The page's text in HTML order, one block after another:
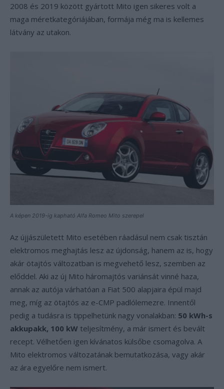
2008 és 2019 között gyártott Mito igen sikeres volt a
maga méretkategóriájában, formája még ma is kellemes
látvány az utakon.
A képen 2019-ig kapható Alfa Romeo Mito szerepel
Az újjászületett Mito esetében ráadásul nem csak tisztán
elektromos meghajtás lesz az újdonság, hanem az is, hogy
akár ötajtós változatban is megvehető lesz, szemben az
előddel. Aki az új Mito háromajtós variánsát vinné haza,
annak az autója várhatóan a Fiat 500 alapjaira épül majd
meg, míg az ötajtós az e-CMP padlólemezre. Innentől
pedig a tudásra is tippelhetünk nagy vonalakban: 50 kWh-s
akkupakk, 100 kW teljesítmény, a már ismert és bevált
recept. Vélhetően igen kívánatos külsőbe csomagolva. A
Mito elektromos változatának bemutatkozása, vagy akár
az ára egyelőre nem ismert.